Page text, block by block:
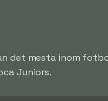
det mesta inom
Juniors.